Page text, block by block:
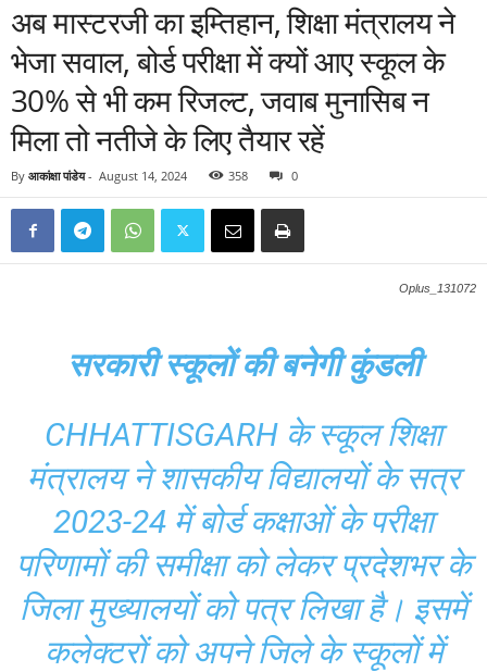
अब मास्टरजी का इम्तिहान, शिक्षा मंत्रालय ने
भेजा सवाल, बोर्ड परीक्षा में क्यों आए स्कूल के
30% से भी कम रिजल्ट, जवाब मुनासिब न
मिला तो नतीजे के लिए तैयार रहें
By आकांक्षा पांडेय- August 14, 2024 358 0
Oplus_131072
सरकारी स्कूलों की बनेगी कुंडली
CHHATTISGARH के स्कूल शिक्षा
मंत्रालय ने शासकीय विद्यालयों के सत्र
2023-24 में बोर्ड कक्षाओं के परीक्षा
परिणामों की समीक्षा को लेकर प्रदेशभर के
जिला मुख्यालयों को पत्र लिखा है। इसमें
कलेक्टरों को अपने जिले के स्कूलों में